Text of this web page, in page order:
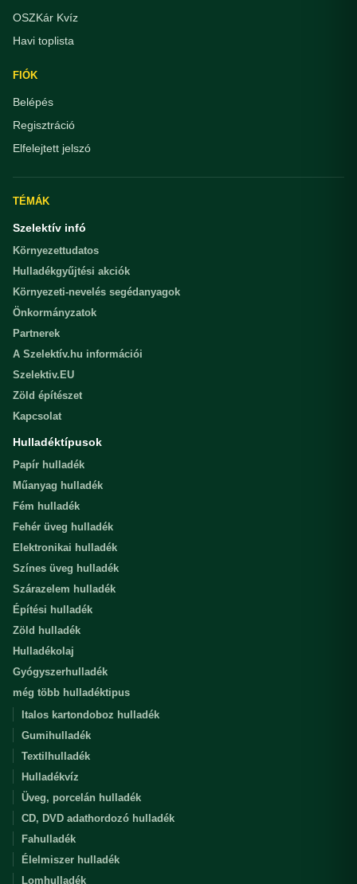
OSZKár Kvíz
Havi toplista
FIÓK
Belépés
Regisztráció
Elfelejtett jelszó
TÉMÁK
Szelektív infó
Környezettudatos
Hulladékgyűjtési akciók
Környezeti-nevelés segédanyagok
Önkormányzatok
Partnerek
A Szelektív.hu információi
Szelektiv.EU
Zöld építészet
Kapcsolat
Hulladéktípusok
Papír hulladék
Műanyag hulladék
Fém hulladék
Fehér üveg hulladék
Elektronikai hulladék
Színes üveg hulladék
Szárazelem hulladék
Építési hulladék
Zöld hulladék
Hulladékolaj
Gyógyszerhulladék
még több hulladéktipus
Italos kartondoboz hulladék
Gumihulladék
Textilhulladék
Hulladékvíz
Üveg, porcelán hulladék
CD, DVD adathordozó hulladék
Fahulladék
Élelmiszer hulladék
Lomhulladék